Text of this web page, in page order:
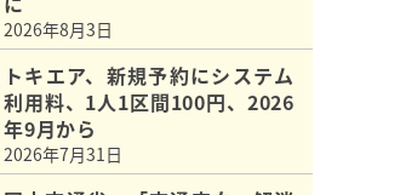
2026年8月3日
トキエア、新規予約にシステム
利用料、1人1区間100円、2026
年9月から
2026年7月31日